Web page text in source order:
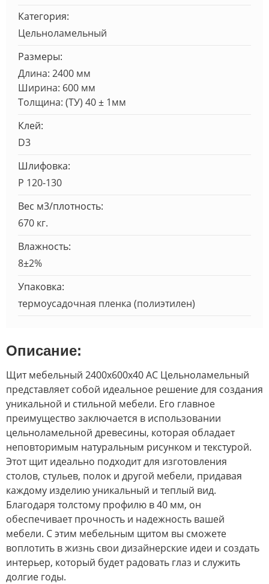
Категория:
Цельноламельный
Размеры:
Длина: 2400 мм
Ширина: 600 мм
Толщина: (ТУ) 40 ± 1мм
Клей:
D3
Шлифовка:
Р 120-130
Вес м3/плотность:
670 кг.
Влажность:
8±2%
Упаковка:
термоусадочная пленка (полиэтилен)
Описание:
Щит мебельный 2400х600х40 АС Цельноламельный
представляет собой идеальное решение для создания
уникальной и стильной мебели. Его главное
преимущество заключается в использовании
цельноламельной древесины, которая обладает
неповторимым натуральным рисунком и текстурой.
Этот щит идеально подходит для изготовления
столов, стульев, полок и другой мебели, придавая
каждому изделию уникальный и теплый вид.
Благодаря толстому профилю в 40 мм, он
обеспечивает прочность и надежность вашей
мебели. С этим мебельным щитом вы сможете
воплотить в жизнь свои дизайнерские идеи и создать
интерьер, который будет радовать глаз и служить
долгие годы.